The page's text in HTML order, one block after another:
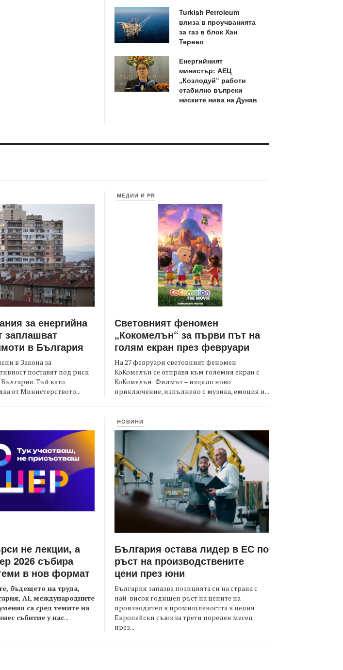
Turkish Petroleum
влиза в проучванията
за газ в блок Хан
Тервел
Енергийният
министър: АЕЦ
„Козлодуй“ работи
стабилно въпреки
ниските нива на Дунав
за енергийна
заплашват
в България
в Закона за
поставят под риск
Тъй като
от Министерството...
МЕДИИ И PR
Световният феномен
„Кокомелън“ за първи път на
голям екран през февруари
На 27 февруари световният феномен
КоКомелън се отправя към големия екран с
КоКомелън: Филмът – изцяло ново
приключение, изпълнено с музика, емоция и...
не лекции, а
2026 събира
в нов формат
бъдещето на труда,
AI, международните
са сред темите на
събитие у нас...
НОВИНИ
България остава лидер в ЕС по
ръст на производствените
цени през юни
България запазва позицията си на страна с
най-висок годишен ръст на цените на
производител в промишлеността в целия
Европейски съюз за трети пореден месец
през...